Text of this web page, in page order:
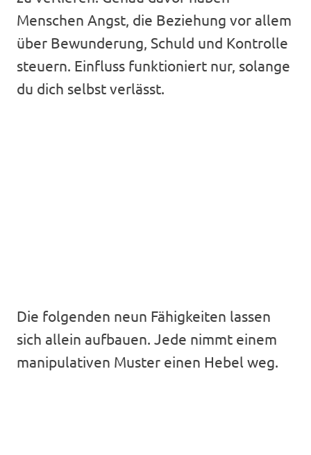
Menschen Angst, die Beziehung vor allem
über Bewunderung, Schuld und Kontrolle
steuern. Einfluss funktioniert nur, solange
du dich selbst verlässt.
Die folgenden neun Fähigkeiten lassen
sich allein aufbauen. Jede nimmt einem
manipulativen Muster einen Hebel weg.